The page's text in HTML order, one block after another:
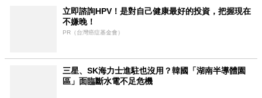
立即諮詢HPV！是對自己健康最好的投資，把握現在
不嫌晚！
PR（台灣癌症基金會）
三星、SK海力士進駐也沒用？韓國「湖南半導體園
區」面臨斷水電不足危機